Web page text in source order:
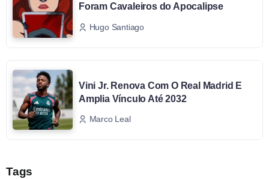
Foram Cavaleiros do Apocalipse
Hugo Santiago
Vini Jr. Renova Com O Real Madrid E
Amplia Vínculo Até 2032
Marco Leal
Tags